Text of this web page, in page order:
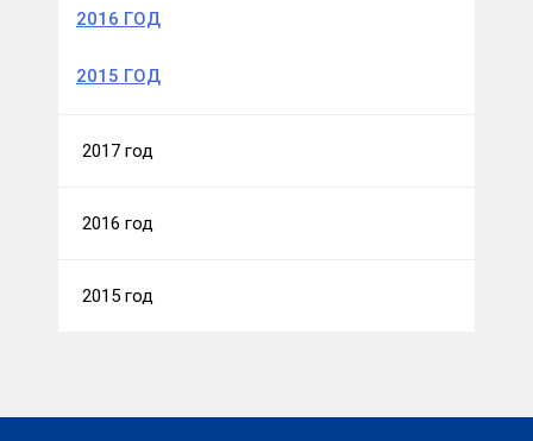
2016 ГОД
2015 ГОД
2017 год
2016 год
2015 год